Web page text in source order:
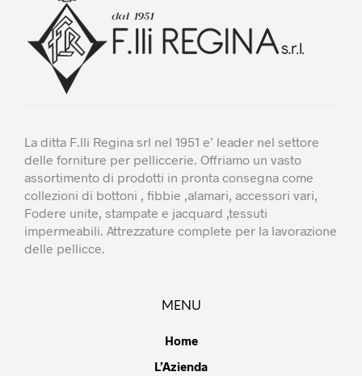
La ditta F.lli Regina srl nel 1951 e’ leader nel settore
delle forniture per pelliccerie. Offriamo un vasto
assortimento di prodotti in pronta consegna come
collezioni di bottoni , fibbie ,alamari, accessori vari,
Fodere unite, stampate e jacquard ,tessuti
impermeabili. Attrezzature complete per la lavorazione
delle pellicce.
MENU
Home
L’Azienda